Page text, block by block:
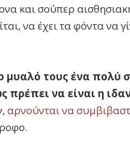
και σούπερ
να έχει τα φόντα να
μυαλό τους ένα πολύ
πρέπει να είναι η
αρνούνται να